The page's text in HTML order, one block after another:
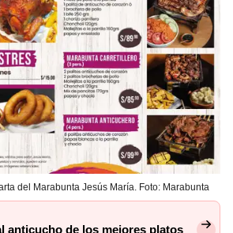
del Marabunta Jesús María. Foto: Marabunta